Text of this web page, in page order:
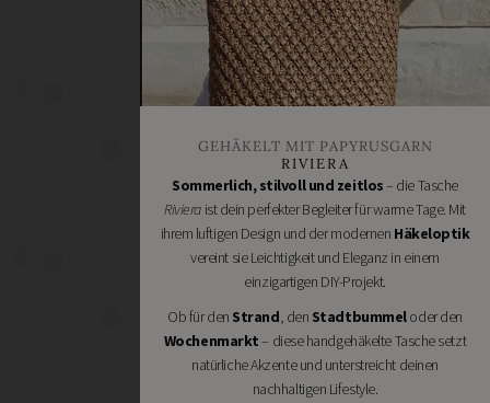
DIY
GESCHÄFTE
Bastelbedarf
Stoffgeschäfte
Handgemachtes
Schneidereibedarf
Handarbeitszubehör
DIY
Online
Shops
Schmuckzubehör
Nähmaschinen
GEHÄKELT MIT PAPYRUSGARN
RIVIERA
Sommerlich, stilvoll und zeitlos– die Tasche
Rivieraist dein perfekter Begleiter für warme Tage. Mit
ihrem luftigen Design und der modernen Häkeloptik
vereint sie Leichtigkeit und Eleganz in einem
einzigartigen DIY-Projekt.
Ob für den Strand, den Stadtbummeloder den
Wochenmarkt– diese handgehäkelte Tasche setzt
natürliche Akzente und unterstreicht deinen
nachhaltigen Lifestyle.